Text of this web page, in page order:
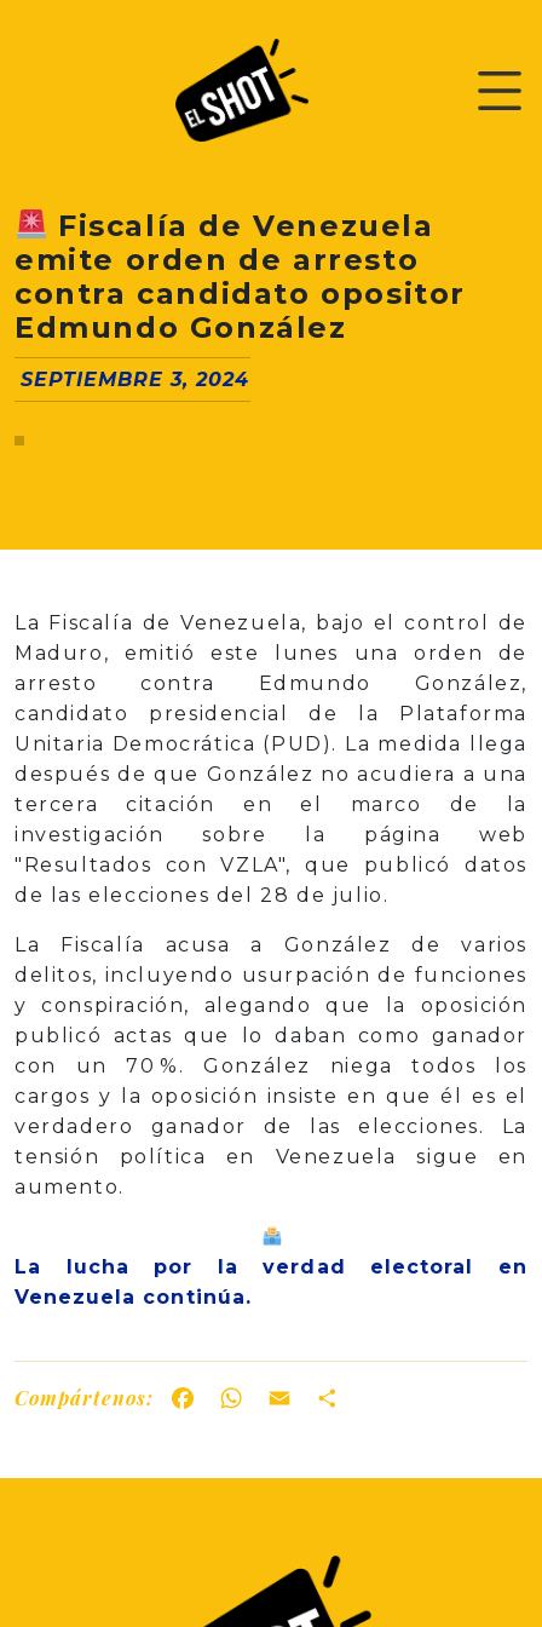
Fiscalía de Venezuela
emite orden de arresto
contra candidato opositor
Edmundo González
SEPTIEMBRE 3, 2024
La Fiscalía de Venezuela, bajo el control de
Maduro, emitió este lunes una orden de
arresto contra Edmundo González,
candidato presidencial de la Plataforma
Unitaria Democrática (PUD). La medida llega
después de que González no acudiera a una
tercera citación en el marco de la
investigación sobre la página web
"Resultados con VZLA", que publicó datos
de las elecciones del 28 de julio.
La Fiscalía acusa a González de varios
delitos, incluyendo usurpación de funciones
y conspiración, alegando que la oposición
publicó actas que lo daban como ganador
con un 70 %. González niega todos los
cargos y la oposición insiste en que él es el
verdadero ganador de las elecciones. La
tensión política en Venezuela sigue en
aumento.
La lucha por la verdad electoral en
Venezuela continúa.
Compártenos: FacebookWhatsApp
Email